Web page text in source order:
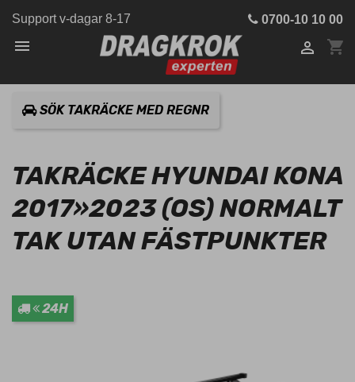
Support v-dagar 8-17 0700-10 10 00
 shopping_cart

SÖK TAKRÄCKE MED REGNR
TAKRÄCKE HYUNDAI KONA
2017»2023 (OS) NORMALT
TAK UTAN FÄSTPUNKTER
24H